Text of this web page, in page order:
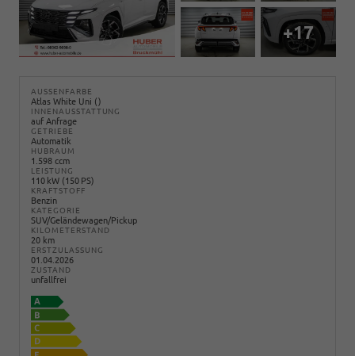
+17
AUSSENFARBE
Atlas White Uni ()
INNENAUSSTATTUNG
auf Anfrage
GETRIEBE
Automatik
HUBRAUM
1.598 ccm
LEISTUNG
110 kW (150 PS)
KRAFTSTOFF
Benzin
KATEGORIE
SUV/Geländewagen/Pickup
KILOMETERSTAND
20 km
ERSTZULASSUNG
01.04.2026
ZUSTAND
unfallfrei